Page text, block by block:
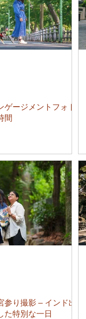
ージメントフォト –
間
り撮影 – インド出
た特別な一日